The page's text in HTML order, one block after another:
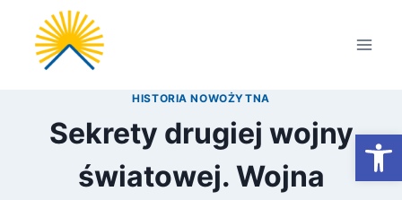
Przejdź
treści
HISTORIA NOWOŻYTNA
Sekrety drugiej wojny
światowej. Wojna